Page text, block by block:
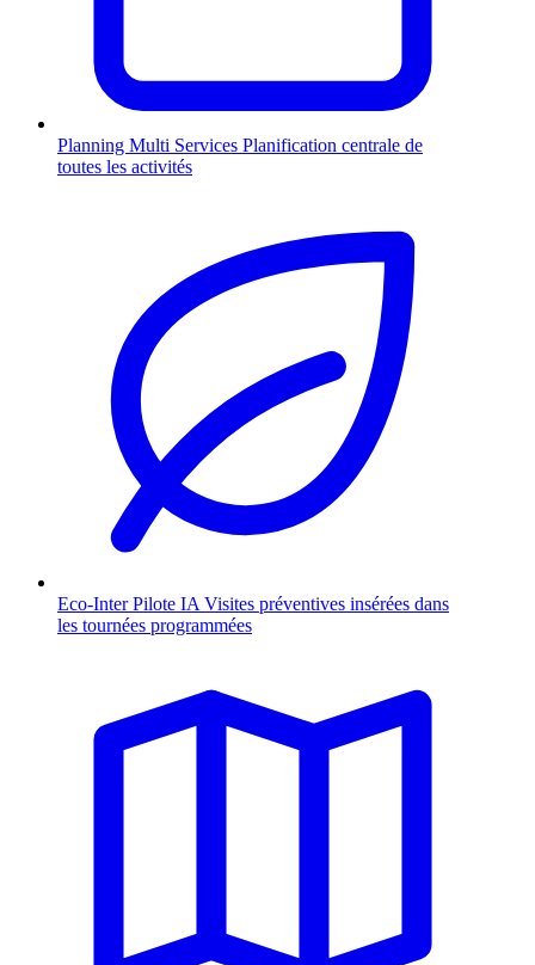
Planning Multi Services Planification centrale de
toutes les activités
Eco-Inter Pilote IA Visites préventives insérées dans
les tournées programmées